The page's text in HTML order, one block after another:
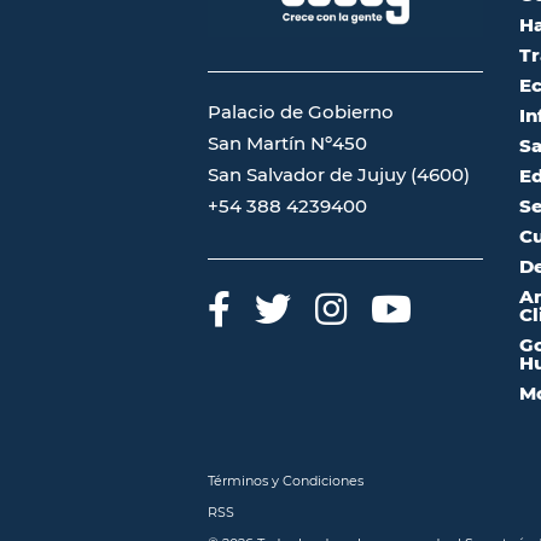
Palacio de Gobierno
San Martín Nº450
San Salvador de Jujuy (4600)
+54 388 4239400
Términos y Condiciones
RSS